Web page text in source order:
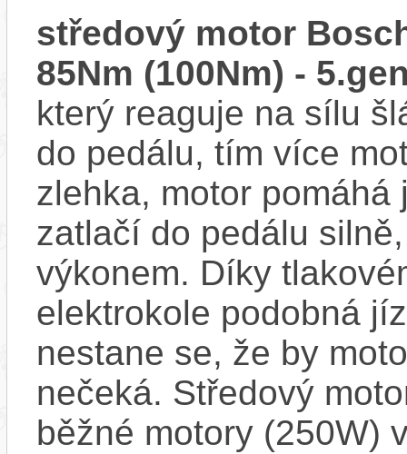
středový motor
85Nm (100Nm) -
který reaguje na sílu
do pedálu, tím více
zlehka, motor
zatlačí do pedálu
výkonem. Díky
elektrokole podobná
nestane se, že by
nečeká. Středový
běžné motory (250W)